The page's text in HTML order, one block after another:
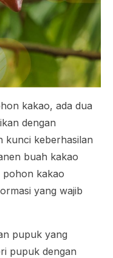
kakao, ada dua
dengan
kunci keberhasilan
buah kakao
pohon kakao
yang wajib
pupuk yang
pupuk dengan